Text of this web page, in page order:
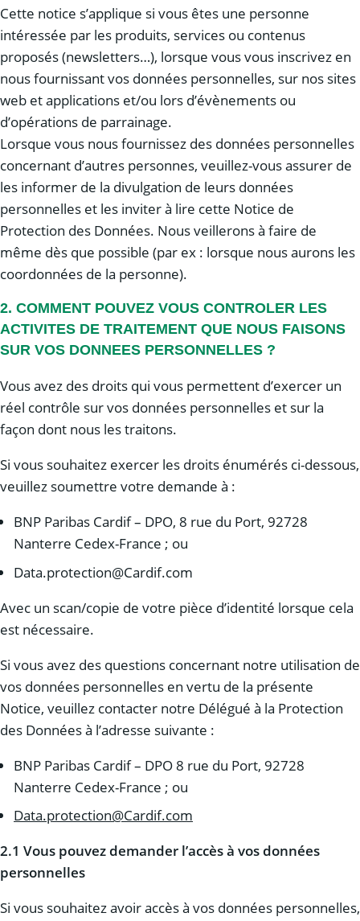
Cette notice s’applique si vous êtes une personne
intéressée par les produits, services ou contenus
proposés (newsletters…), lorsque vous vous inscrivez en
nous fournissant vos données personnelles, sur nos sites
web et applications et/ou lors d’évènements ou
d’opérations de parrainage.
Lorsque vous nous fournissez des données personnelles
concernant d’autres personnes, veuillez-vous assurer de
les informer de la divulgation de leurs données
personnelles et les inviter à lire cette Notice de
Protection des Données. Nous veillerons à faire de
même dès que possible (par ex : lorsque nous aurons les
coordonnées de la personne).
2. COMMENT POUVEZ VOUS CONTROLER LES
ACTIVITES DE TRAITEMENT QUE NOUS FAISONS
SUR VOS DONNEES PERSONNELLES ?
Vous avez des droits qui vous permettent d’exercer un
réel contrôle sur vos données personnelles et sur la
façon dont nous les traitons.
Si vous souhaitez exercer les droits énumérés ci-dessous,
veuillez soumettre votre demande à :
BNP Paribas Cardif – DPO, 8 rue du Port, 92728
Nanterre Cedex-France ; ou
Data.protection@Cardif.com
Avec un scan/copie de votre pièce d’identité lorsque cela
est nécessaire.
Si vous avez des questions concernant notre utilisation de
vos données personnelles en vertu de la présente
Notice, veuillez contacter notre Délégué à la Protection
des Données à l’adresse suivante :
BNP Paribas Cardif – DPO 8 rue du Port, 92728
Nanterre Cedex-France ; ou
Data.protection@Cardif.com
2.1 Vous pouvez demander l’accès à vos données
personnelles
Si vous souhaitez avoir accès à vos données personnelles,